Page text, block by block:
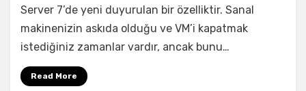
Hard
Stop
Server 7’de yeni duyurulan bir özelliktir. Sanal
makinenizin askıda olduğu ve VM’i kapatmak
istediğiniz zamanlar vardır, ancak bunu…
Read More